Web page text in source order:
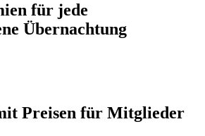
für jede
Übernachtung
Preisen für Mitglieder